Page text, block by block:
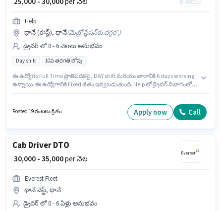
Help
థానే (ఈస్ట్), థానే(మెట్రో స్టేషన్‌కు దగ్గర',)
డ్రైవర్ లో 0 - 6 నెలలు అనుభవం
Day shift 10వ తరగతి లోపు
ఈ ఉద్యోగం Full Time ప్రాతిపదికపై, DAY shift మరియు వారానికి 6 days working
ఉన్నాయి. ఈ ఉద్యోగానికి Fixed జీతం ఇవ్వబడుతుంది. Help లో డ్రైవర్ విభాగంలో
సంవత్సరాల అనుభవం ఉన్న వారికి కోసం, నెల జీతం ₹30000 ఉంటుంది.
Posted 19 గంటలు క్రితం Apply now Call
Cab Driver DTO
₹ 30,000 - 35,000per నెల
Everest Fleet
థానే వెస్ట్, థానే
డ్రైవర్ లో 0 - 6 ఏళ్లు అనుభవం